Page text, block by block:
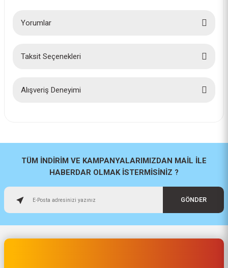
Yorumlar
Taksit Seçenekleri
Alışveriş Deneyimi
orijinal
H... U... | 02/06/2026
TÜM İNDİRİM VE KAMPANYALARIMIZDAN MAİL İLE
HABERDAR OLMAK İSTERMİSİNİZ ?
GÖNDER